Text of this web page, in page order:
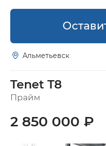
Альметьевск
Tenet T8
Прайм
2 850 000 ₽